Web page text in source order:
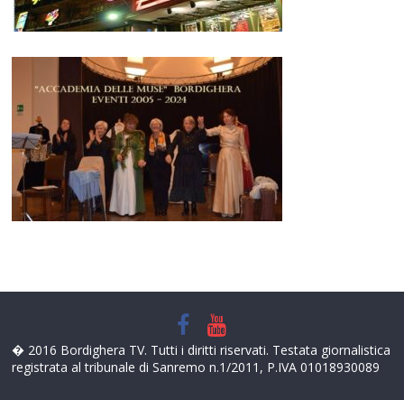
� 2016 Bordighera TV. Tutti i diritti riservati. Testata giornalistica
registrata al tribunale di Sanremo n.1/2011, P.IVA 01018930089